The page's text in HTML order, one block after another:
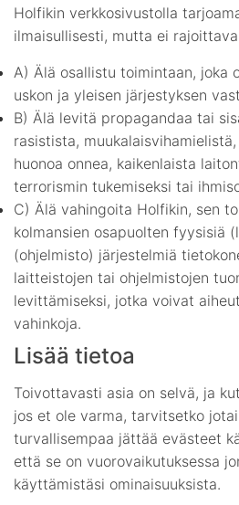
Holfikin verkkosivustolla
ilmaisullisesti, mutta ei
A) Älä osallistu toimintaan, joka
uskon ja yleisen järjestyksen
B) Älä levitä propagandaa tai
rasistista, muukalaisvihamielistä,
huonoa onnea, kaikenlaista
terrorismin tukemiseksi tai
C) Älä vahingoita Holfikin, sen
kolmansien osapuolten fyysisiä
(ohjelmisto) järjestelmiä
laitteistojen tai ohjelmistojen
levittämiseksi, jotka voivat
vahinkoja.
Lisää tietoa
Toivottavasti asia on selvä, ja
jos et ole varma, tarvitsetko
turvallisempaa jättää evästeet
että se on vuorovaikutuksessa
käyttämistäsi ominaisuuksista.